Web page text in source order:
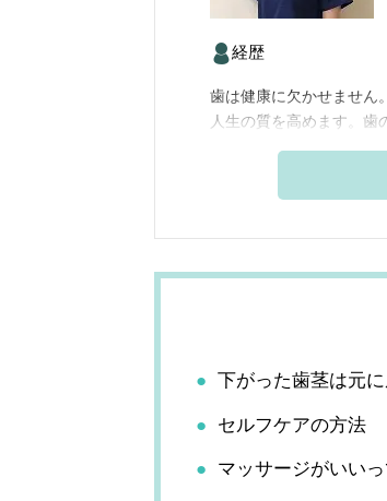
経歴
歯は健康に欠かせません
人生の質を高めます。歯
下がった歯茎は元に
セルフケアの方法
マッサージがいい